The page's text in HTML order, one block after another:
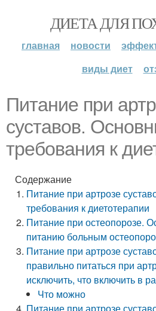
ДИЕТА ДЛЯ
главная новости
виды диет
Питание при
суставов.
требования к
Содержание
Питание при артрозе
требования к диетотерапии
Питание при остеопорозе.
питанию больным
Питание при артрозе
правильно питаться при
исключить, что включить в
Что можно